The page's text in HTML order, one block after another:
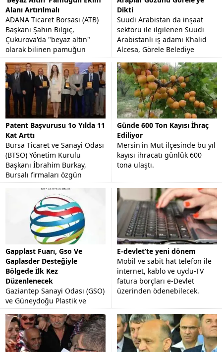
Alanı Artırılmalı
ADANA Ticaret Borsası (ATB)
Başkanı Şahin Bilgiç,
Çukurova'da "beyaz altın"
olarak bilinen pamuğun
stratejik bir ürün olduğunu
ve ekim alanının arttırılması...
Dikti
Suudi Arabistan da inşaat
sektörü ile ilgilenen Suudi
Arabistanlı iş adamı Khalid
Alcesa, Görele Belediye
Başkanı Tolga Erener'i
makamında ziyaret etti.
Patent Başvurusu 1o Yılda 11
Kat Arttı
Bursa Ticaret ve Sanayi Odası
(BTSO) Yönetim Kurulu
Başkanı İbrahim Burkay,
Bursalı firmaları özgün
tasarımlara yönlendirmeyi
hedeflediklerini söyledi.
Günde 600 Ton Kayısı İhraç
Ediliyor
Mersin'in Mut ilçesinde bu yıl
kayısı ihracatı günlük 600
tona ulaştı.
Gapplast Fuarı, Gso Ve
Gaplasder Desteğiyle
Bölgede İlk Kez
Düzenlenecek
Gaziantep Sanayi Odası (GSO)
ve Güneydoğu Plastik ve
Kimya Sanayicileri
Derneği'nin (GAPLASDER)
desteğiyle AKORT Fuarcılık
tarafından organize edilecek
E-devlet’te yeni dönem
Mobil ve sabit hat telefon ile
internet, kablo ve uydu-TV
fatura borçları e-Devlet
üzerinden ödenebilecek.